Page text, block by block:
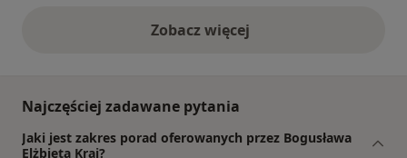
Zobacz więcejopinie powyżej
Najczęściej zadawane pytania
Jaki jest zakres porad oferowanych przez Bogusława
Elżbieta Kraj?